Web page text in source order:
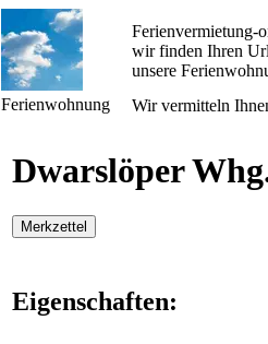
Ferienvermietung-
wir finden Ihren
unsere
Ferienwohnung Wir vermitteln
Dwarslöper
Merkzettel
Eigenschaften: